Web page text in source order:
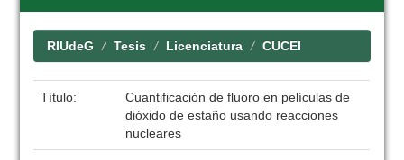
RIUdeG Tesis Licenciatura CUCEI
Título:
Cuantificación de fluoro en películas de
dióxido de estaño usando reacciones
nucleares